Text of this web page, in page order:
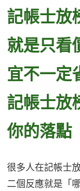
記帳士放
就是只看
宜不一定
記帳士放
你的落點
很多人在記帳士
二個反應就是「